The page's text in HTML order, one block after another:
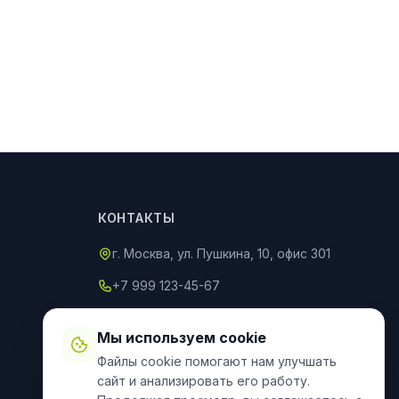
КОНТАКТЫ
г. Москва, ул. Пушкина, 10, офис 301
+7 999 123-45-67
Пн–Пт: 9:00–20:00, Сб–Вс: 10:00–
18:00
Мы используем cookie
Файлы cookie помогают нам улучшать
сайт и анализировать его работу.